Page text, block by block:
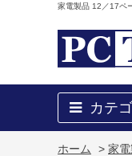
家電製品 12／17ペ
カテ
ホーム > 家